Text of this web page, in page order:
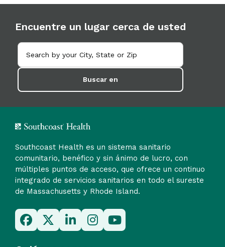
Encuentre un lugar cerca de usted
Buscar en
Southcoast Health es un sistema sanitario
comunitario, benéfico y sin ánimo de lucro, con
múltiples puntos de acceso, que ofrece un continuo
integrado de servicios sanitarios en todo el sureste
de Massachusetts y Rhode Island.